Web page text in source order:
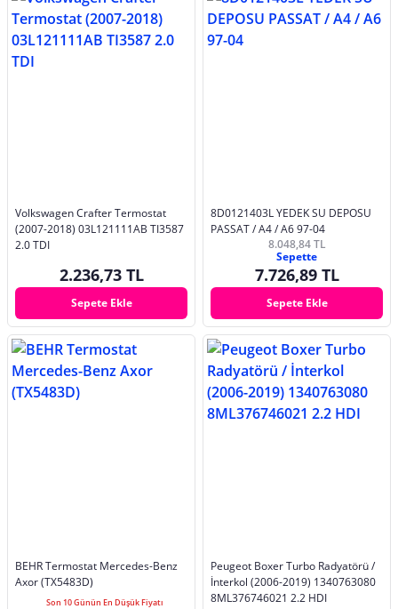
Volkswagen Crafter Termostat
(2007-2018) 03L121111AB TI3587
2.0 TDI
2.236,73 TL
Sepete Ekle
8D0121403L YEDEK SU DEPOSU
PASSAT / A4 / A6 97-04
8.048,84 TL
Sepette
7.726,89 TL
Sepete Ekle
BEHR Termostat Mercedes-Benz
Axor (TX5483D)
Son 10 Günün En Düşük Fiyatı
Peugeot Boxer Turbo Radyatörü /
İnterkol (2006-2019) 1340763080
8ML376746021 2.2 HDI